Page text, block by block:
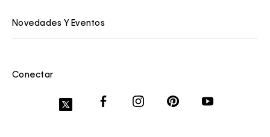
Novedades Y Eventos
Conectar